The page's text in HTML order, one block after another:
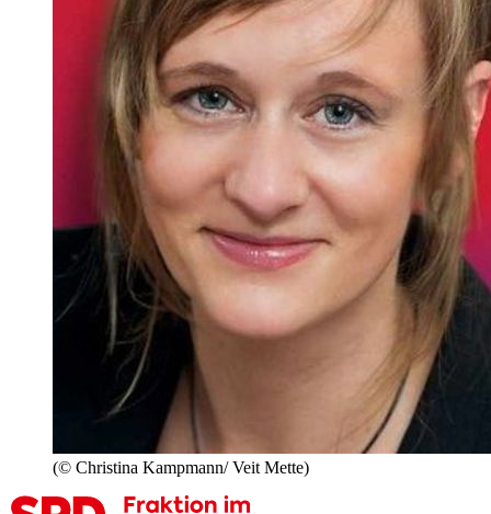
(© Christina Kampmann/ Veit Mette)